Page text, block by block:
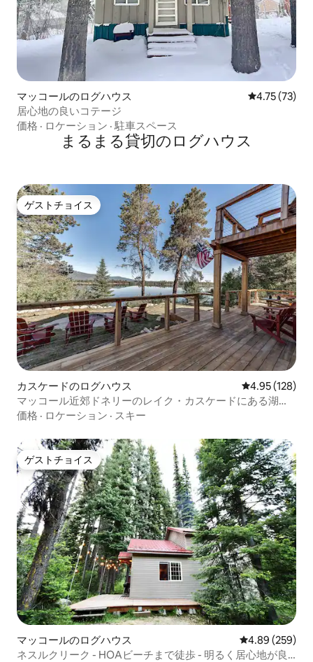
マッコールのログハウス レビュー73
4.75 (73)
居心地の良いコテージ
価格 · ロケーション ·駐車スペース
まるまる貸切のログハウス
ゲストチョイス
ゲストチョイス
カスケードのログハウス レビュー128
4.95 (128)
マッコール近郊ドネリーのレイク・カスケードにある湖畔
の家
価格 · ロケーション · スキー
ゲストチョイス
ゲストチョイス
マッコールのログハウス レビュー259
4.89 (259)
ネスルクリーク - HOAビーチまで徒歩 - 明るく居心地が良